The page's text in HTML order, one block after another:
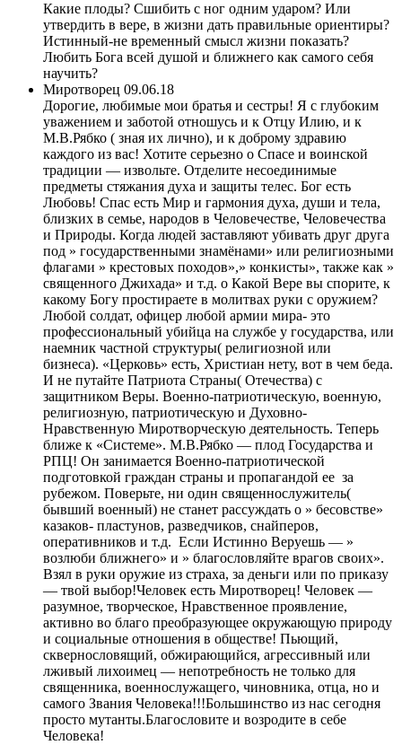
Какие плоды? Сшибить с ног одним ударом? Или
утвердить в вере, в жизни дать правильные ориентиры?
Истинный-не временный смысл жизни показать?
Любить Бога всей душой и ближнего как самого себя
научить?
Миротворец 09.06.18
Дорогие, любимые мои братья и сестры! Я с глубоким
уважением и заботой отношусь и к Отцу Илию, и к
М.В.Рябко ( зная их лично), и к доброму здравию
каждого из вас! Хотите серьезно о Спасе и воинской
традиции — извольте. Отделите несоединимые
предметы стяжания духа и защиты телес. Бог есть
Любовь! Спас есть Мир и гармония духа, души и тела,
близких в семье, народов в Человечестве, Человечества
и Природы. Когда людей заставляют убивать друг друга
под » государственными знамёнами» или религиозными
флагами » крестовых походов»,» конкисты», также как »
священного Джихада» и т.д. о Какой Вере вы спорите, к
какому Богу простираете в молитвах руки с оружием?
Любой солдат, офицер любой армии мира- это
профессиональный убийца на службе у государства, или
наемник частной структуры( религиозной или
бизнеса). «Церковь» есть, Христиан нету, вот в чем беда.
И не путайте Патриота Страны( Отечества) с
защитником Веры. Военно-патриотическую, военную,
религиозную, патриотическую и Духовно-
Нравственную Миротворческую деятельность. Теперь
ближе к «Системе». М.В.Рябко — плод Государства и
РПЦ! Он занимается Военно-патриотической
подготовкой граждан страны и пропагандой ее за
рубежом. Поверьте, ни один священнослужитель(
бывший военный) не станет рассуждать о » бесовстве»
казаков- пластунов, разведчиков, снайперов,
оперативников и т.д. Если Истинно Веруешь — »
возлюби ближнего» и » благословляйте врагов своих».
Взял в руки оружие из страха, за деньги или по приказу
— твой выбор!Человек есть Миротворец! Человек —
разумное, творческое, Нравственное проявление,
активно во благо преобразующее окружающую природу
и социальные отношения в обществе! Пьющий,
сквернословящий, обжирающийся, агрессивный или
лживый лихоимец — непотребность не только для
священника, военнослужащего, чиновника, отца, но и
самого Звания Человека!!!Большинство из нас сегодня
просто мутанты.Благословите и возродите в себе
Человека!